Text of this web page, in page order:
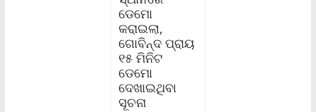
ଡେମୋ
କରାଇଲା,
ଗୋବିନ୍ଦ ପ୍ରାୟ
୧୫ ମିନିଟ
ଡେମୋ
ଦେଖାଇଥିବା
ସୂଚନା